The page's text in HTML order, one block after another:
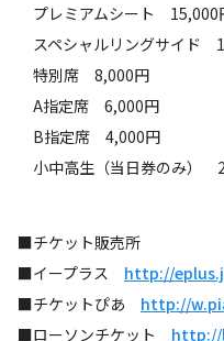
プレミアムシート 15,000
スペシャルリングサイド
特別席 8,000円
A指定席 6,000円
B指定席 4,000円
小中高生（当日券のみ）
■チケット販売所
■イープラス http://
■チケットぴあ http://
■ローソンチケット http://